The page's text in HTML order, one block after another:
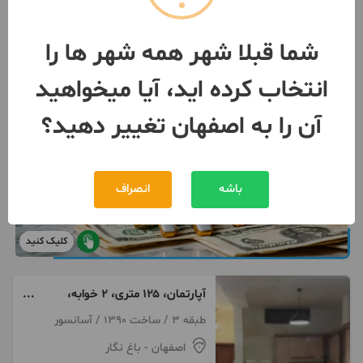
کلیک کنید
آپارتمان، ۱۲۵ متری، ۲ خوابه،
مخصوص مجرد
طبقه 3 / ساخت 1390 / آسانسور
اصفهان - باغ نگار
شما قبلا شهر همه شهر ها را
انتخاب کرده اید، آیا میخواهید
آن را به اصفهان تغییر دهید؟
باشه انصراف